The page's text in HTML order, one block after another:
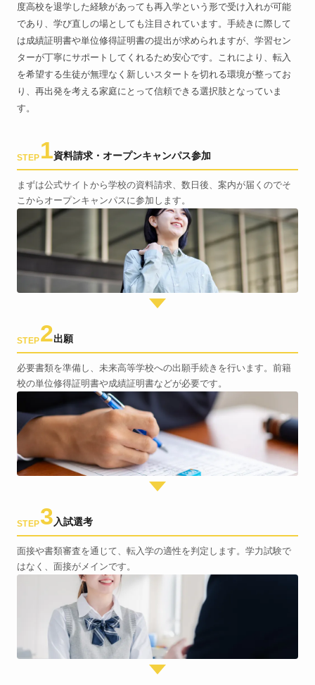
度高校を退学した経験があっても再入学という形で受け入れが可能
であり、学び直しの場としても注目されています。手続きに際して
は成績証明書や単位修得証明書の提出が求められますが、学習セン
ターが丁寧にサポートしてくれるため安心です。これにより、転入
を希望する生徒が無理なく新しいスタートを切れる環境が整ってお
り、再出発を考える家庭にとって信頼できる選択肢となっていま
す。
STEP 1資料請求・オープンキャンパス参加
まずは公式サイトから学校の資料請求、数日後、案内が届くのでそ
こからオープンキャンパスに参加します。
STEP2出願
必要書類を準備し、未来高等学校への出願手続きを行います。前籍
校の単位修得証明書や成績証明書などが必要です。
STEP3 入試選考
面接や書類審査を通じて、転入学の適性を判定します。学力試験で
はなく、面接がメインです。